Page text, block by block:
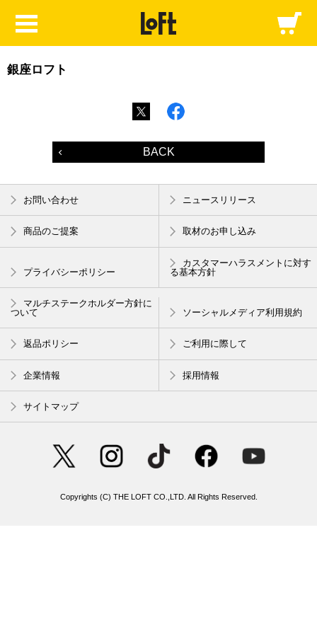
銀座ロフト
BACK
お問い合わせ ニュースリリース
商品のご提案 取材のお申し込み
プライバシーポリシー
カスタマーハラスメントに対す
る基本方針
マルチステークホルダー方針に
ついて
ソーシャルメディア利用規約
返品ポリシー ご利用に際して
企業情報 採用情報
サイトマップ
Copyrights (C) THE LOFT CO.,LTD. All Rights Reserved.